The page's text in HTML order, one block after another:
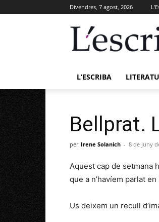
Divendres, 7 agost, 2026
L’ESCRIBA
Bellprat.
per Irene Solanich - 8 de juny
Aquest cap de setmana
que a n’havíem parlat
Us deixem un recull